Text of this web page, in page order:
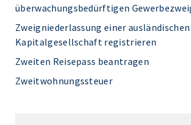
überwachungsbedürftigen
Zweigniederlassung einer ausländischen
Kapitalgesellschaft registrieren
Zweiten Reisepass beantragen
Zweitwohnungssteuer